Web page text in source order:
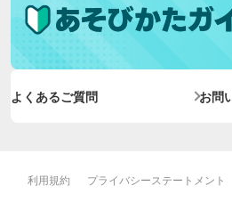
よくあるご質問 お問
利用規約 プライバシーステートメント